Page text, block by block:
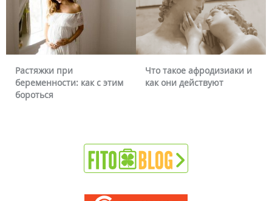
Растяжки при
беременности: как с этим
бороться
Что такое афродизиаки и
как они действуют